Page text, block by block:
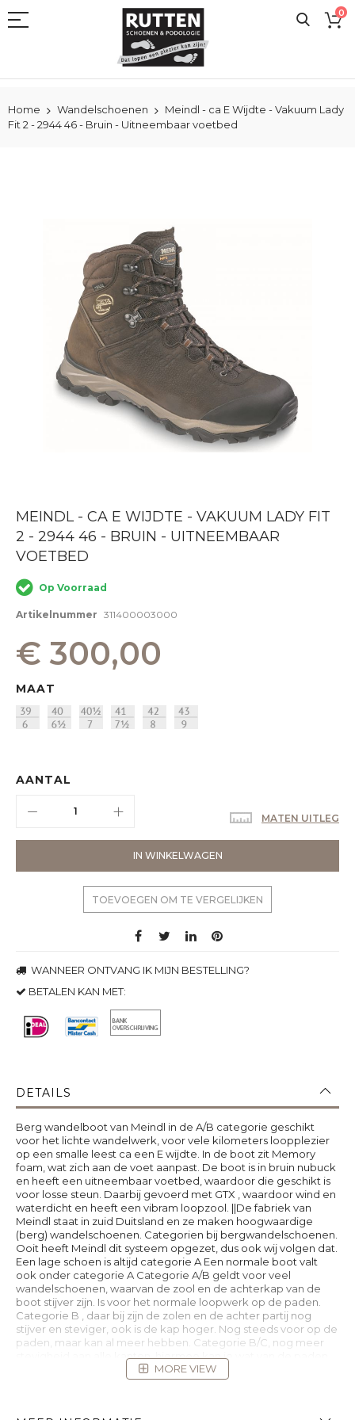
naar
0
Home Wandelschoenen
Meindl - ca E Wijdte - Vakuum Lady
Fit 2 - 2944 46 - Bruin - Uitneembaar voetbed
Ga
het
begin
de
afbeeldingen-
gallerij
MEINDL - CA E WIJDTE - VAKUUM LADY FIT
2 - 2944 46 - BRUIN - UITNEEMBAAR
VOETBED
Op Voorraad
Artikelnummer 311400003000
€ 300,00
MAAT
AANTAL
IN WINKELWAGEN
MATEN UITLEG
TOEVOEGEN OM TE VERGELIJKEN
WANNEER ONTVANG IK MIJN BESTELLING?
BETALEN KAN MET:
DETAILS
Berg wandelboot van Meindl in de A/B categorie geschikt
voor het lichte wandelwerk, voor vele kilometers loopplezier
op een smalle leest ca een E wijdte. In de boot zit Memory
foam, wat zich aan de voet aanpast. De boot is in bruin nubuck
en heeft een uitneembaar voetbed, waardoor die geschikt is
voor losse steun. Daarbij gevoerd met GTX , waardoor wind en
waterdicht en heeft een vibram loopzool. ||De fabriek van
Meindl staat in zuid Duitsland en ze maken hoogwaardige
(berg) wandelschoenen. Categorien bij bergwandelschoenen.
Ooit heeft Meindl dit systeem opgezet, dus ook wij volgen dat.
Een lage schoen is altijd categorie A Een normale boot valt
ook onder categorie A Categorie A/B geldt voor veel
wandelschoenen, waarvan de zool en de achterkap van de
boot stijver zijn. Is voor het normale loopwerk op de paden.
Categorie B , daar bij zijn de zolen en de achter partij nog
stijver en steviger, ook is de kap hoger. Nog steeds voor op de
paden, maar kan al meer hebben. Categorie B/C, nog meer
stevigheid aan alle kanten, hiermee kan je wat van de paden
af en een wat zwaardere bepakking meenemen. Categorie C
en D verkopen wij niet dat is voor klimmen en gletsjers
MORE VIEW